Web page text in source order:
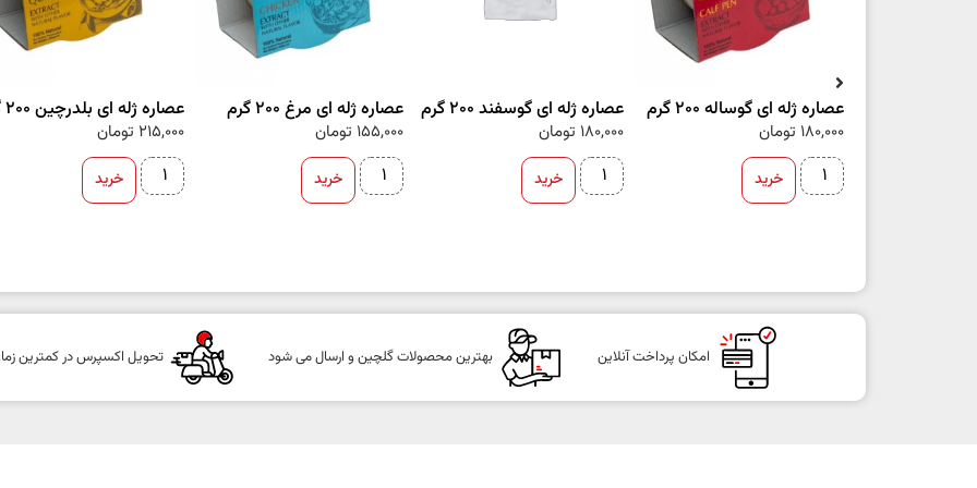
عصاره ژله ای گوساله 200 گرم
180,000 تومان
خرید
عصاره ژله ای گوسفند 200 گرم
180,000 تومان
خرید
عصاره ژله ای مرغ 200 گرم
155,000 تومان
خرید
عصاره ژله ای بلدرچین 200 گرم
215,000 تومان
خرید
امکان پرداخت آنلاین بهترین محصولات گلچین و ارسال می شود تحویل اکسپرس در کمترین